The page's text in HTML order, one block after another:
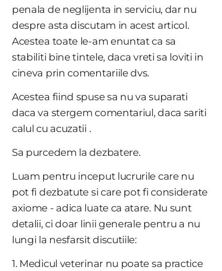
penala de neglijenta in serviciu, dar nu
despre asta discutam in acest articol.
Acestea toate le-am enuntat ca sa
stabiliti bine tintele, daca vreti sa loviti in
cineva prin comentariile dvs.
Acestea fiind spuse sa nu va suparati
daca va stergem comentariul, daca sariti
calul cu acuzatii .
Sa purcedem la dezbatere.
Luam pentru inceput lucrurile care nu
pot fi dezbatute si care pot fi considerate
axiome - adica luate ca atare. Nu sunt
detalii, ci doar linii generale pentru a nu
lungi la nesfarsit discutiile:
1. Medicul veterinar nu poate sa practice